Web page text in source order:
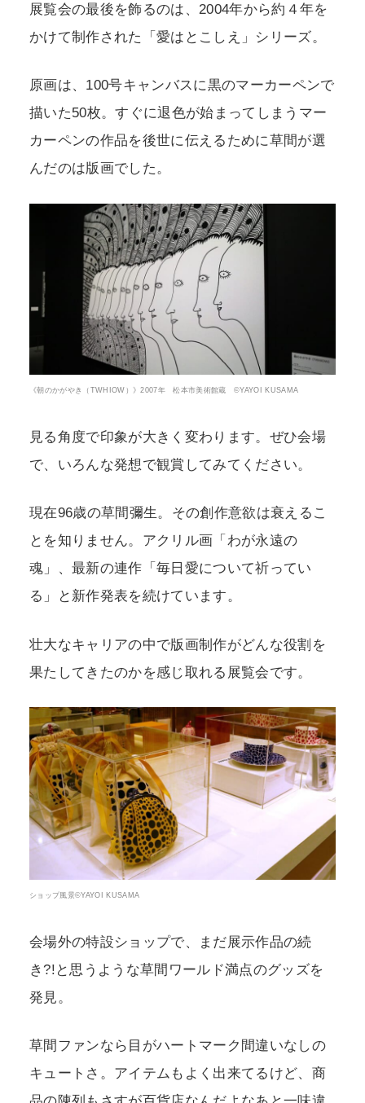
展覧会の最後を飾るのは、2004年から約４年を
かけて制作された「愛はとこしえ」シリーズ。
原画は、100号キャンバスに黒のマーカーペンで
描いた50枚。すぐに退色が始まってしまうマー
カーペンの作品を後世に伝えるために草間が選
んだのは版画でした。
《朝のかがやき（TWHIOW）》2007年 松本市美術館蔵 ©YAYOI KUSAMA
見る角度で印象が大きく変わります。ぜひ会場
で、いろんな発想で観賞してみてください。
現在96歳の草間彌生。その創作意欲は衰えるこ
とを知りません。アクリル画「わが永遠の
魂」、最新の連作「毎日愛について祈ってい
る」と新作発表を続けています。
壮大なキャリアの中で版画制作がどんな役割を
果たしてきたのかを感じ取れる展覧会です。
ショップ風景©YAYOI KUSAMA
会場外の特設ショップで、まだ展示作品の続
き?!と思うような草間ワールド満点のグッズを
発見。
草間ファンなら目がハートマーク間違いなしの
キュートさ。アイテムもよく出来てるけど、商